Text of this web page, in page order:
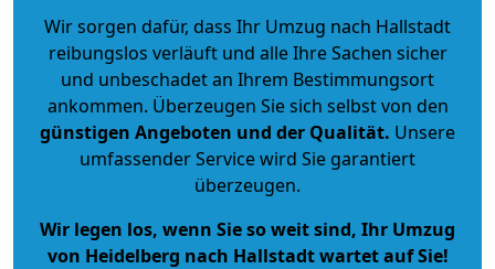
Wir sorgen dafür, dass Ihr Umzug nach Hallstadt
reibungslos verläuft und alle Ihre Sachen sicher
und unbeschadet an Ihrem Bestimmungsort
ankommen. Überzeugen Sie sich selbst von den
günstigen Angeboten und der Qualität. Unsere
umfassender Service wird Sie garantiert
überzeugen.
Wir legen los, wenn Sie so weit sind, Ihr Umzug
von Heidelberg nach Hallstadt wartet auf Sie!